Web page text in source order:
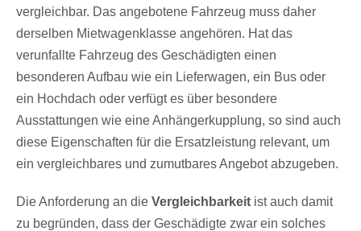
vergleichbar. Das angebotene Fahrzeug muss daher
derselben Mietwagenklasse angehören. Hat das
verunfallte Fahrzeug des Geschädigten einen
besonderen Aufbau wie ein Lieferwagen, ein Bus oder
ein Hochdach oder verfügt es über besondere
Ausstattungen wie eine Anhängerkupplung, so sind auch
diese Eigenschaften für die Ersatzleistung relevant, um
ein vergleichbares und zumutbares Angebot abzugeben.
Die Anforderung an die Vergleichbarkeit ist auch damit
zu begründen, dass der Geschädigte zwar ein solches